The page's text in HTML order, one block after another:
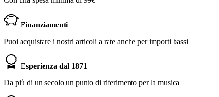
Finanziamenti
Puoi acquistare i nostri articoli a rate anche per importi bassi
Esperienza dal 1871
Da più di un secolo un punto di riferimento per la musica